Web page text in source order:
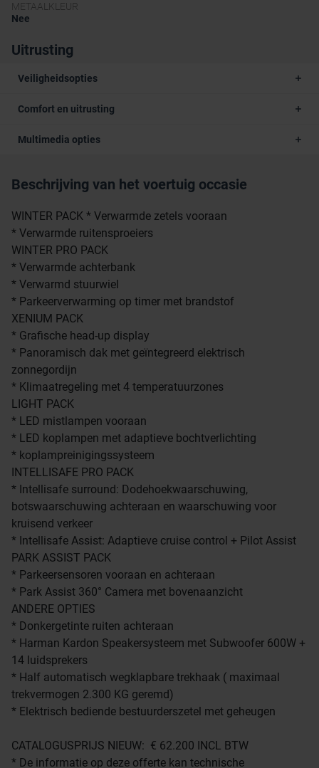
METAALKLEUR
Nee
Uitrusting
Veiligheidsopties
Comfort en uitrusting
Multimedia opties
Beschrijving van het voertuig occasie
WINTER PACK * Verwarmde zetels vooraan
* Verwarmde ruitensproeiers
WINTER PRO PACK
* Verwarmde achterbank
* Verwarmd stuurwiel
* Parkeerverwarming op timer met brandstof
XENIUM PACK
* Grafische head-up display
* Panoramisch dak met geïntegreerd elektrisch
zonnegordijn
* Klimaatregeling met 4 temperatuurzones
LIGHT PACK
* LED mistlampen vooraan
* LED koplampen met adaptieve bochtverlichting
* koplampreinigingssysteem
INTELLISAFE PRO PACK
* Intellisafe surround: Dodehoekwaarschuwing,
botswaarschuwing achteraan en waarschuwing voor
kruisend verkeer
* Intellisafe Assist: Adaptieve cruise control + Pilot Assist
PARK ASSIST PACK
* Parkeersensoren vooraan en achteraan
* Park Assist 360° Camera met bovenaanzicht
ANDERE OPTIES
* Donkergetinte ruiten achteraan
* Harman Kardon Speakersysteem met Subwoofer 600W +
14 luidsprekers
* Half automatisch wegklapbare trekhaak ( maximaal
trekvermogen 2.300 KG geremd)
* Elektrisch bediende bestuurderszetel met geheugen
CATALOGUSPRIJS NIEUW: € 62.200 INCL BTW
* De informatie op deze offerte kan technische